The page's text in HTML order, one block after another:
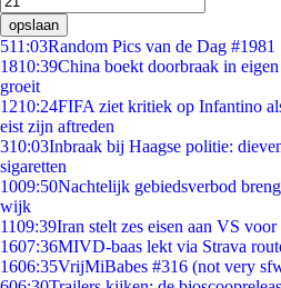
opslaan
511:03Random Pics van de Dag #1981
1810:39China boekt doorbraak in
groeit
1210:24FIFA ziet kritiek op Infantino
eist zijn aftreden
310:03Inbraak bij Haagse politie:
sigaretten
1009:50Nachtelijk gebiedsverbod
wijk
1109:39Iran stelt zes eisen aan VS
1607:36MIVD-baas lekt via Strava
1606:35VrijMiBabes #316 (not very